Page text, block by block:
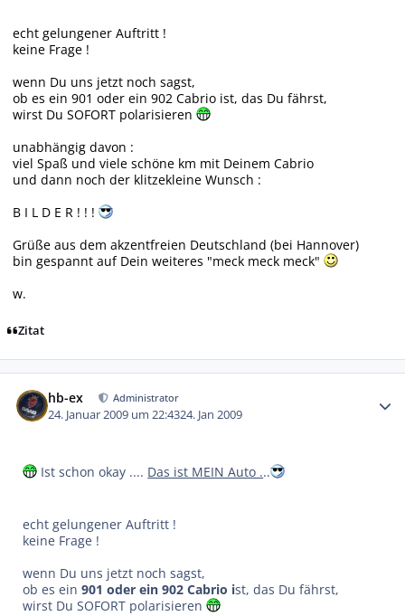
echt gelungener Auftritt !
keine Frage !
wenn Du uns jetzt noch sagst,
ob es ein 901 oder ein 902 Cabrio ist, das Du fährst,
wirst Du SOFORT polarisieren
unabhängig davon :
viel Spaß und viele schöne km mit Deinem Cabrio
und dann noch der klitzekleine Wunsch :
B I L D E R ! ! !
Grüße aus dem akzentfreien Deutschland (bei Hannover)
bin gespannt auf Dein weiteres "meck meck meck"
w.
Zitat
hb-ex Administrator
24. Januar 2009 um 22:4324. Jan 2009
Ist schon okay .... Das ist MEIN Auto ...
echt gelungener Auftritt !
keine Frage !
wenn Du uns jetzt noch sagst,
ob es ein 901 oder ein 902 Cabrio ist, das Du fährst,
wirst Du SOFORT polarisieren